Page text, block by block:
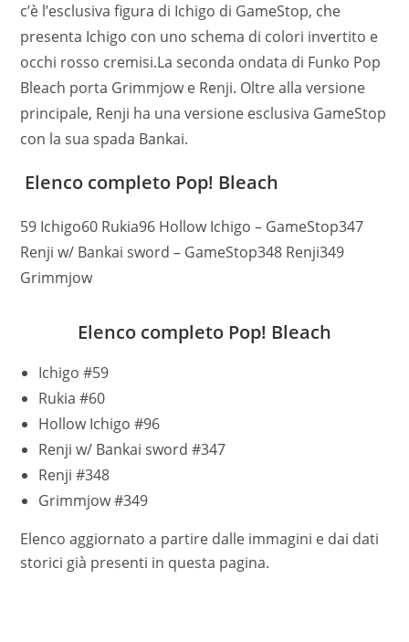
c’è l’esclusiva figura di Ichigo di GameStop, che
presenta Ichigo con uno schema di colori invertito e
occhi rosso cremisi.La seconda ondata di Funko Pop
Bleach porta Grimmjow e Renji. Oltre alla versione
principale, Renji ha una versione esclusiva GameStop
con la sua spada Bankai.
Elenco completo Pop! Bleach
59 Ichigo60 Rukia96 Hollow Ichigo – GameStop347
Renji w/ Bankai sword – GameStop348 Renji349
Grimmjow
Elenco completo Pop! Bleach
Ichigo #59
Rukia #60
Hollow Ichigo #96
Renji w/ Bankai sword #347
Renji #348
Grimmjow #349
Elenco aggiornato a partire dalle immagini e dai dati
storici già presenti in questa pagina.